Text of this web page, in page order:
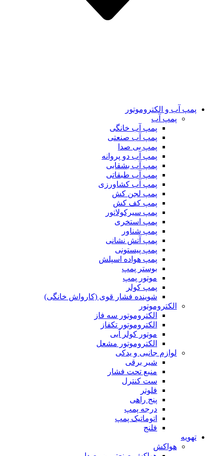
پمپ آب و الکتروموتور
پمپ آب
پمپ آب خانگی
پمپ آب صنعتی
پمپ بی صدا
پمپ آب دو پروانه
پمپ آب بشقابی
پمپ آب طبقاتی
پمپ آب کشاورزی
پمپ لجن کش
پمپ کف کش
پمپ سیرکولاتور
پمپ استخری
پمپ شناور
پمپ آتش نشانی
پمپ پیستونی
پمپ هواده اسپلش
بوستر پمپ
موتور پمپ
پمپ کولر
شوینده فشار قوی (کارواش خانگی)
الکتروموتور
الکتروموتور سه فاز
الکتروموتور تکفاز
موتور کولر آبی
الکتروموتور مشعل
لوازم جانبی و یدکی
شیر برقی
منبع تحت فشار
ست کنترل
فلوتر
پنج راهی
درجه پمپ
اتوماتیک پمپ
فلنج
تهویه
هواکش